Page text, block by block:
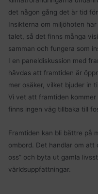
det någon gång det är tid
Insikterna om miljöhoten
talet, så det finns många
samman och fungera som
I en paneldiskussion med
hävdas att framtiden är
mer osäker, vilket bjuder in
Vi vet att framtiden
finns ingen väg tillbaka till
Framtiden kan bli bättre på
ombord. Det handlar om att
oss” och byta ut gamla
världsuppfattningar.